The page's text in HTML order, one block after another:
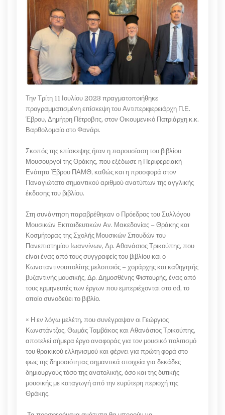
Την Τρίτη 11 Ιουλίου 2023 πραγματοποιήθηκε
προγραμματισμένη επίσκεψη του Αντιπεριφερειάρχη Π.Ε.
Έβρου, Δημήτρη Πέτροβιτς, στον Οικουμενικό Πατριάρχη κ.κ.
Βαρθολομαίο στο Φανάρι.
Σκοπός της επίσκεψης ήταν η παρουσίαση του βιβλίου
Μουσουργοί της Θράκης, που εξέδωσε η Περιφερειακή
Ενότητα Έβρου ΠΑΜΘ, καθώς και η προσφορά στον
Παναγιώτατο σημαντικού αριθμού ανατύπων της αγγλικής
έκδοσης του βιβλίου.
Στη συνάντηση παραβρέθηκαν ο Πρόεδρος του Συλλόγου
Μουσικών Εκπαιδευτικών Αν. Μακεδονίας – Θράκης και
Κοσμήτορας της Σχολής Μουσικών Σπουδών του
Πανεπιστημίου Ιωαννίνων, Δρ. Αθανάσιος Τρικούπης, που
είναι ένας από τους συγγραφείς του βιβλίου και ο
Κωνσταντινουπολίτης μελοποιός – χοράρχης και καθηγητής
βυζαντινής μουσικής, Δρ. Δημοσθένης Φιστουρής, ένας από
τους ερμηνευτές των έργων που εμπεριέχονται στο cd, το
οποίο συνοδεύει το βιβλίο.
× Η εν λόγω μελέτη, που συνέγραψαν οι Γεώργιος
Κωνστάντζος, Θωμάς Ταμβάκος και Αθανάσιος Τρικούπης,
αποτελεί σήμερα έργο αναφοράς για τον μουσικό πολιτισμό
του θρακικού ελληνισμού και φέρνει για πρώτη φορά στο
φως της δημοσιότητας σημαντικά στοιχεία για δεκάδες
δημιουργούς τόσο της ανατολικής, όσο και της δυτικής
μουσικής με καταγωγή από την ευρύτερη περιοχή της
Θράκης.